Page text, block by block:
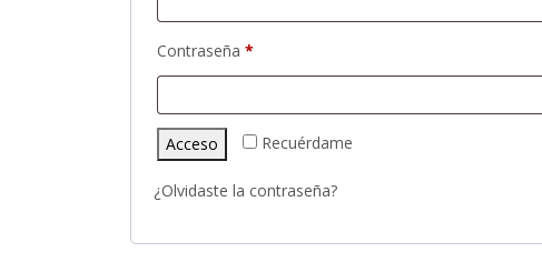
Contraseña *
Recuérdame
Acceso
¿Olvidaste la contraseña?